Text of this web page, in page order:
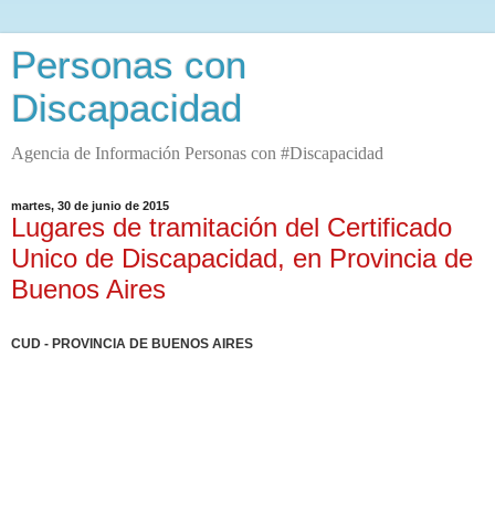
Personas con
Discapacidad
Agencia de Información Personas con #Discapacidad
martes, 30 de junio de 2015
Lugares de tramitación del Certificado
Unico de Discapacidad, en Provincia de
Buenos Aires
CUD - PROVINCIA DE BUENOS AIRES